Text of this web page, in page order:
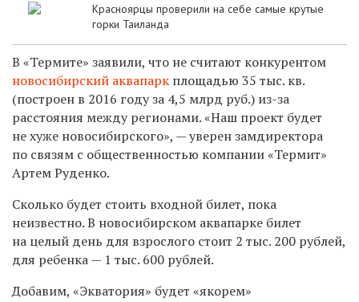
Красноярцы проверили на себе самые крутые
горки Таиланда
В «Термите» заявили, что не считают конкурентом
новосибирский аквапарк площадью 35 тыс. кв.
(построен в 2016 году за 4,5 млрд руб.) из-за
расстояния между регионами. «Наш проект будет
не хуже новосибирского», — уверен замдиректора
по связям с общественностью компании «Термит»
Артем Руденко.
Сколько будет стоить входной билет, пока
неизвестно. В новосибирском аквапарке билет
на целый день для взрослого стоит 2 тыс. 200 рублей,
для ребенка — 1 тыс. 600 рублей.
Добавим, «Экватория» будет «якорем»